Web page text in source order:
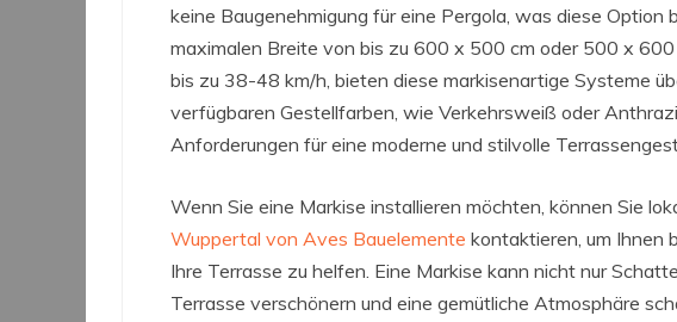
keine Baugenehmigung für eine Pergola, was diese
maximalen Breite von bis zu 600 x 500 cm oder 500 x
bis zu 38-48 km/h, bieten diese markisenartige Systeme
verfügbaren Gestellfarben, wie Verkehrsweiß oder
Anforderungen für eine moderne und stilvolle
Wenn Sie eine Markise installieren möchten, können Sie
Wuppertal von Aves Bauelemente kontaktieren, um Ihnen
Ihre Terrasse zu helfen. Eine Markise kann nicht nur
Terrasse verschönern und eine gemütliche Atmosphäre